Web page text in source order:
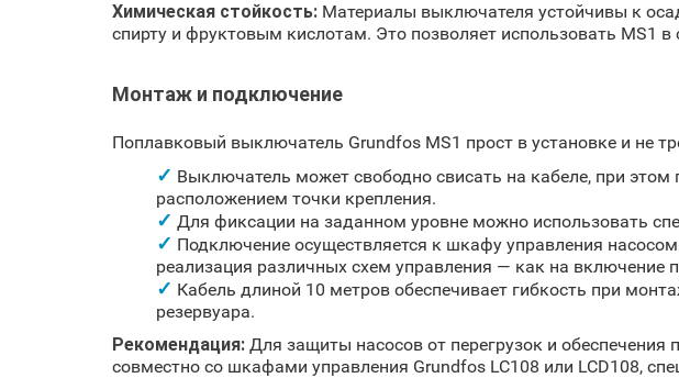
Химическая стойкость: Материалы выключателя устойчивы к
спирту и фруктовым кислотам. Это позволяет использовать MS1
Монтаж и подключение
Поплавковый выключатель Grundfos MS1 прост в установке и не
Выключатель может свободно свисать на кабеле, при этом
расположением точки крепления.
Для фиксации на заданном уровне можно использовать
Подключение осуществляется к шкафу управления
реализация различных схем управления — как на
Кабель длиной 10 метров обеспечивает гибкость при
резервуара.
Рекомендация: Для защиты насосов от перегрузок и
совместно со шкафами управления Grundfos LC108 или LCD108,